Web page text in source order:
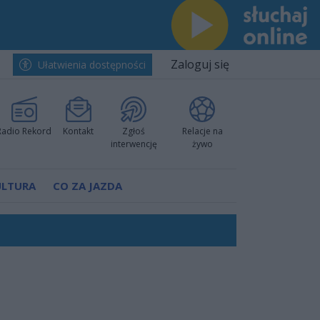
Ułatwienia dostępności Zaloguj się
Rekord Kontakt
Zgłoś
interwencję
Relacje na
żywo
CO ZA JAZDA
w Ustce!
prokuratury
pokazali klasę
nową sportową tradycję"